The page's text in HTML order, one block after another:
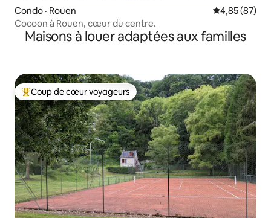
Condo · Rouen Note
4,85 (87)
Cocoon à Rouen, cœur du centre.
Maisons à louer adaptées aux familles
Coup de cœur voyageurs parmi les plus aimés
Coup de cœur voyageurs